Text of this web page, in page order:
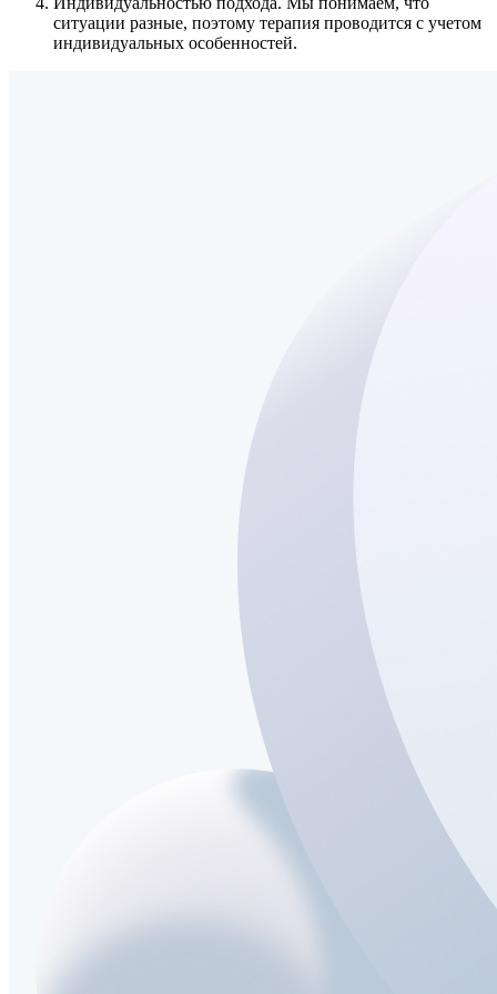
ситуации разные, поэтому терапия проводится с учетом
индивидуальных особенностей.